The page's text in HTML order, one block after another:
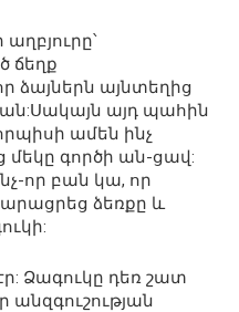
ճեղք
ձայներն այնտեղից
այդ պահին
ամեն ինչ
գործի ան-ցավ:
որ բան կա, որ
ձեռքը և
էր: Ձագուկը դեռ շատ